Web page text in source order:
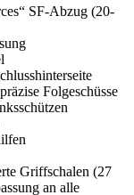
SF-Abzug (20-
Folgeschüsse
Griffschalen (27
an alle